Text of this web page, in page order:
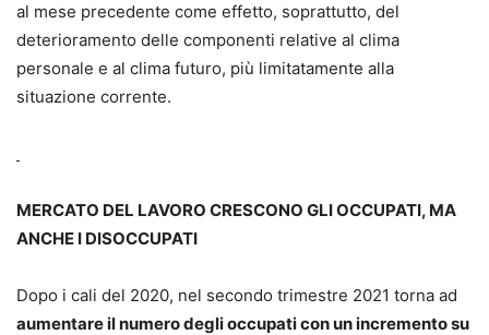
al mese precedente come effetto, soprattutto, del
deterioramento delle componenti relative al clima
personale e al clima futuro, più limitatamente alla
situazione corrente.
MERCATO DEL LAVORO CRESCONO GLI OCCUPATI, MA
ANCHE I DISOCCUPATI
Dopo i cali del 2020, nel secondo trimestre 2021 torna ad
aumentare il numero degli occupati con un incremento su